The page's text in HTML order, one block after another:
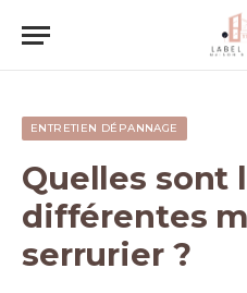
ENTRETIEN DÉPANNAGE
Quelles sont
différentes
serrurier ?